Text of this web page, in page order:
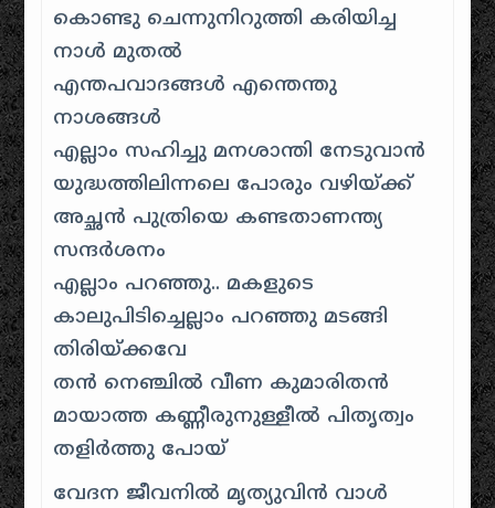
കൊണ്ടു ചെന്നുനിറുത്തി കരിയിച്ച
നാൾ മുതൽ
എന്തപവാദങ്ങൾ എന്തെന്തു
നാശങ്ങൾ
എല്ലാം സഹിച്ചു മനശാന്തി നേടുവാൻ
യുദ്ധത്തിലിന്നലെ പോരും വഴിയ്ക്ക്
അച്ഛൻ പുത്രിയെ കണ്ടതാണന്ത്യ
സന്ദർശനം
എല്ലാം പറഞ്ഞു.. മകളുടെ
കാലുപിടിച്ചെല്ലാം പറഞ്ഞു മടങ്ങി
തിരിയ്ക്കവേ
തൻ നെഞ്ചിൽ വീണ കുമാരിതൻ
മായാത്ത കണ്ണീരുനുള്ളീൽ പിതൃത്വം
തളിർത്തു പോയ്
വേദന ജീവനിൽ മൃത്യുവിൻ വാൾ